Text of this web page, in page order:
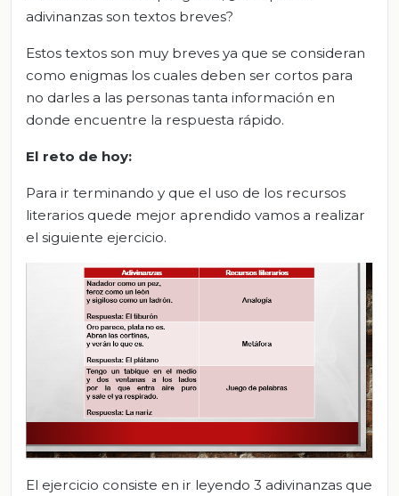
adivinanzas son textos breves?
Estos textos son muy breves ya que se consideran
como enigmas los cuales deben ser cortos para
no darles a las personas tanta información en
donde encuentre la respuesta rápido.
El reto de hoy:
Para ir terminando y que el uso de los recursos
literarios quede mejor aprendido vamos a realizar
el siguiente ejercicio.
El ejercicio consiste en ir leyendo 3 adivinanzas que